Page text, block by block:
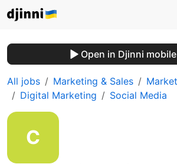
Open in Djinni
All jobs Marketing & Sales
Digital Marketing
Social Media